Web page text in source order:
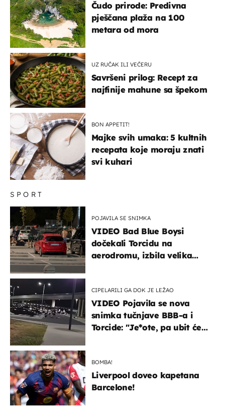
SPORT
POJAVILA SE SNIMKA
VIDEO Bad Blue Boysi
dočekali Torcidu na
aerodromu, izbila velika
CIPELARILI GA DOK JE LEŽAO
VIDEO Pojavila se nova
snimka tučnjave BBB-a i
Torcide: "Je*ote, pa ubit će
BOMBA!
Liverpool doveo kapetana
Barcelone!
Čudo prirode: Predivna
pješčana plaža na 100
metara od mora
UZ RUČAK ILI VEČERU
Savršeni prilog: Recept za
najfinije mahune sa špekom
BON APPETIT!
Majke svih umaka: 5 kultnih
recepata koje moraju znati
svi kuhari